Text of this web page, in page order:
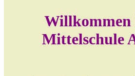
Willkommen
Mittelschule